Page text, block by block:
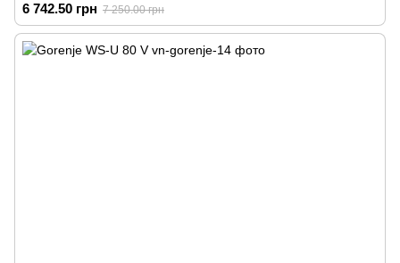
6 742.50 грн 7 250.00 грн